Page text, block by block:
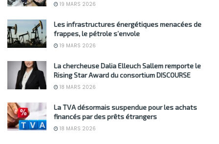
19 MARS 2026
Les infrastructures énergétiques menacées de
frappes, le pétrole s’envole
19 MARS 2026
La chercheuse Dalia Elleuch Sallem remporte le
Rising Star Award du consortium DISCOURSE
18 MARS 2026
La TVA désormais suspendue pour les achats
financés par des prêts étrangers
18 MARS 2026